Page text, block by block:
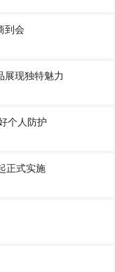
到会
展现独特魅力
个人防护
正式实施